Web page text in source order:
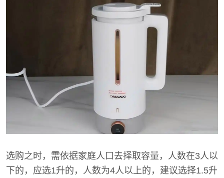
选购之时，需依据家庭人口去择取容量，人数在3人以
下的，应选1升的，人数为4人以上的，建议选择1.5升